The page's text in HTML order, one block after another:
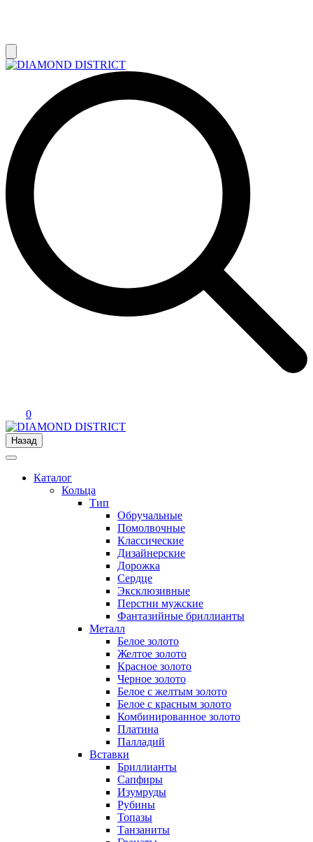
0
Назад
Каталог
Кольца
Тип
Обручальные
Помолвочные
Классические
Дизайнерские
Дорожка
Сердце
Эксклюзивные
Перстни мужские
Фантазийные бриллианты
Металл
Белое золото
Желтое золото
Красное золото
Черное золото
Белое с желтым золото
Белое с красным золото
Комбинированное золото
Платина
Палладий
Вставки
Бриллианты
Сапфиры
Изумруды
Рубины
Топазы
Танзаниты